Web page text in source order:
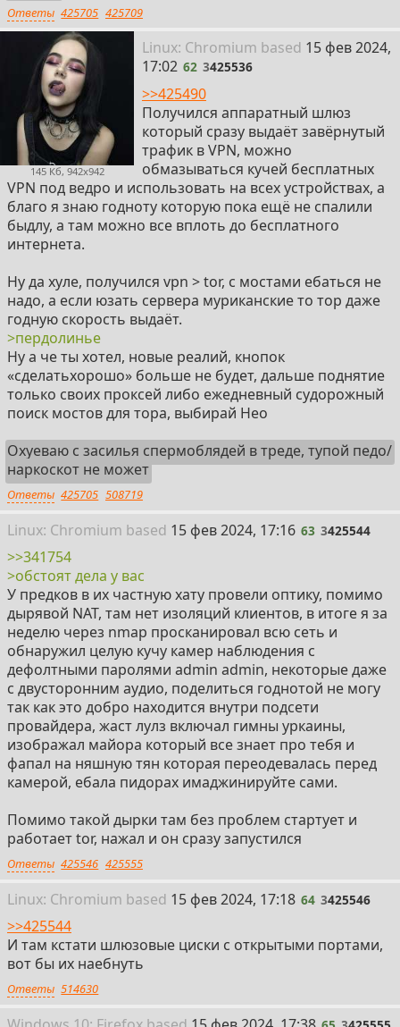
Ответы 425705 425709
145 Кб, 942x942
Linux: Chromium based 62
15 фев 2024,
17:02 62 3425536
>>425490
Получился аппаратный шлюз
который сразу выдаёт завёрнутый
трафик в VPN, можно
обмазываться кучей бесплатных
VPN под ведро и использовать на всех устройствах, а
благо я знаю годноту которую пока ещё не спалили
быдлу, а там можно все вплоть до бесплатного
интернета.
Ну да хуле, получился vpn > tor, с мостами ебаться не
надо, а если юзать сервера муриканские то тор даже
годную скорость выдаёт.
>пердолинье
Ну а че ты хотел, новые реалий, кнопок
«сделатьхорошо» больше не будет, дальше поднятие
только своих проксей либо ежедневный судорожный
поиск мостов для тора, выбирай Нео
Охуеваю с засилья cпepмoблядей в треде, тупой педо/
наркоскот не может
Ответы 425705 508719
Linux: Chromium based 63
15 фев 2024, 17:16 63 3425544
>>341754
>обстоят дела у вас
У предков в их частную хату провели оптику, помимо
дырявой NAT, там нет изоляций клиентов, в итоге я за
неделю через nmap просканировал всю сеть и
обнаружил целую кучу камер наблюдения с
дефолтными паролями admin admin, некоторые даже
с двусторонним аудио, поделиться годнотой не могу
так как это добро находится внутри подсети
провайдера, жаст лулз включал гимны уркаины,
изображал майора который все знает про тебя и
фапал на няшную тян которая переодевалась перед
камерой, ебала пидорах имаджинируйте сами.
Помимо такой дырки там без проблем стартует и
работает tor, нажал и он сразу запустился
Ответы 425546 425555
Linux: Chromium based 64
15 фев 2024, 17:18 64 3425546
>>425544
И там кстати шлюзовые циски с открытыми портами,
вот бы их наебнуть
Ответы 514630